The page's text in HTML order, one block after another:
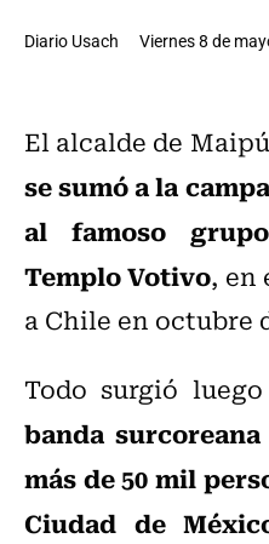
Diario Usach Viernes 8 de
El alcalde de
se sumó a la
al famoso
Templo Votivo, en
a Chile en octubre
Todo surgió
banda
más de 50 mil
Ciudad de